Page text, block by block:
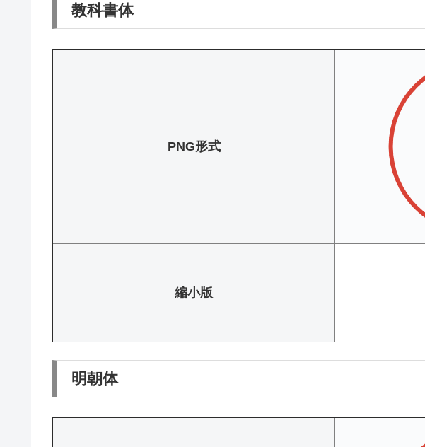
教科書体
PNG形式
縮小版
明朝体